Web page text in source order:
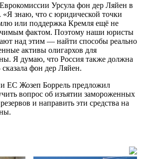
Урсула фон дер Ляйен в
«Я знаю, что с юридической точки
или поддержка Кремля ещё не
фактом. Поэтому наши юристы
над этим — найти способы реально
активы олигархов для
Я думаю, что Россия также должна
фон дер Ляйен.
ЕС Жозеп Боррель предложил
вопрос об изъятии замороженных
и направить эти средства на